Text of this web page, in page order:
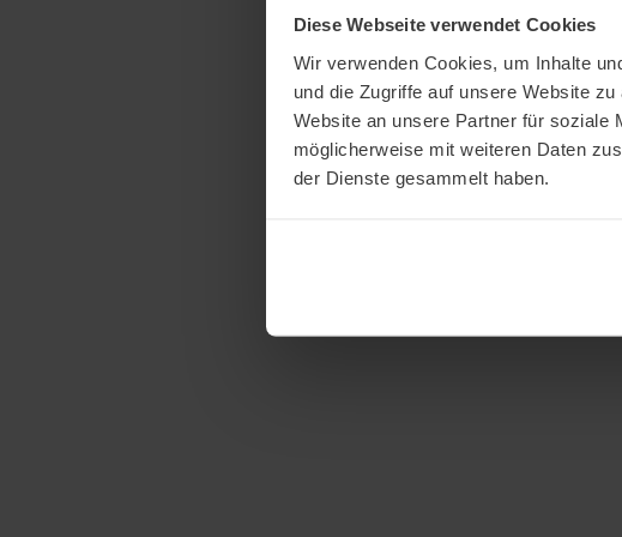
Diese Webseite verwendet Cookies
Wir verwenden Cookies, um Inhalte
und die Zugriffe auf unsere Website
Website an unsere Partner für soziale
möglicherweise mit weiteren Daten
der Dienste gesammelt haben.